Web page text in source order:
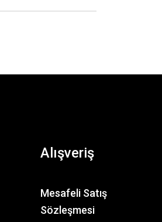
Alışveriş
Mesafeli Satış
Sözleşmesi